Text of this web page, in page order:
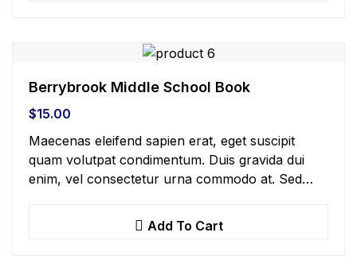
Berrybrook Middle School Book
$15.00
Maecenas eleifend sapien erat, eget suscipit
quam volutpat condimentum. Duis gravida dui
enim, vel consectetur urna commodo at. Sed
Add To Cart